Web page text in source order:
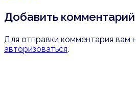
Добавить комментарий
Для отправки комментария вам
авторизоваться.